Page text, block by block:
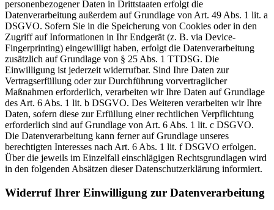
personenbezogener Daten in Drittstaaten erfolgt die
Datenverarbeitung außerdem auf Grundlage von Art. 49 Abs. 1 lit. a
DSGVO. Sofern Sie in die Speicherung von Cookies oder in den
Zugriff auf Informationen in Ihr Endgerät (z. B. via Device-
Fingerprinting) eingewilligt haben, erfolgt die Datenverarbeitung
zusätzlich auf Grundlage von § 25 Abs. 1 TTDSG. Die
Einwilligung ist jederzeit widerrufbar. Sind Ihre Daten zur
Vertragserfüllung oder zur Durchführung vorvertraglicher
Maßnahmen erforderlich, verarbeiten wir Ihre Daten auf Grundlage
des Art. 6 Abs. 1 lit. b DSGVO. Des Weiteren verarbeiten wir Ihre
Daten, sofern diese zur Erfüllung einer rechtlichen Verpflichtung
erforderlich sind auf Grundlage von Art. 6 Abs. 1 lit. c DSGVO.
Die Datenverarbeitung kann ferner auf Grundlage unseres
berechtigten Interesses nach Art. 6 Abs. 1 lit. f DSGVO erfolgen.
Über die jeweils im Einzelfall einschlägigen Rechtsgrundlagen wird
in den folgenden Absätzen dieser Datenschutzerklärung informiert.
Widerruf Ihrer Einwilligung zur Datenverarbeitung